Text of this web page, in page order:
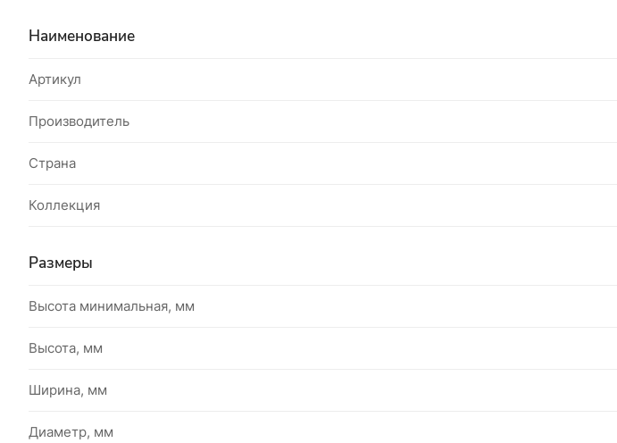
Наименование
Артикул
Производитель
Страна
Коллекция
Размеры
Высота минимальная, мм
Высота, мм
Ширина, мм
Диаметр, мм